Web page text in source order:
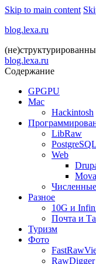
Skip to main content
blog.lexa.ru
blog.lexa.ru
Содержание
GPGPU
Mac
Hackintosh
LibRaw
PostgreSQL
Web
Разное
10G и
Почта и
Туризм
Фото
RawDigger